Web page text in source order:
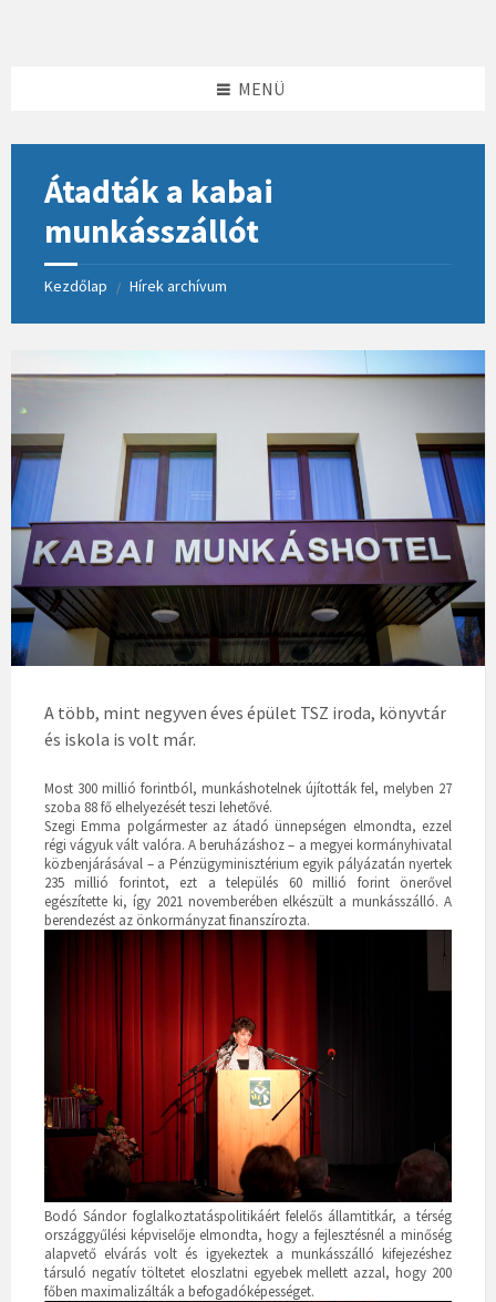
MENÜ
Átadták a kabai
munkásszállót
Kezdőlap / Hírek archívum
A több, mint negyven éves épület TSZ iroda, könyvtár
és iskola is volt már.
Most 300 millió forintból, munkáshotelnek újították fel, melyben 27
szoba 88 fő elhelyezését teszi lehetővé.
Szegi Emma polgármester az átadó ünnepségen elmondta, ezzel
régi vágyuk vált valóra. A beruházáshoz – a megyei kormányhivatal
közbenjárásával – a Pénzügyminisztérium egyik pályázatán nyertek
235 millió forintot, ezt a település 60 millió forint önerővel
egészítette ki, így 2021 novemberében elkészült a munkásszálló. A
berendezést az önkormányzat finanszírozta.
Bodó Sándor foglalkoztatáspolitikáért felelős államtitkár, a térség
országgyűlési képviselője elmondta, hogy a fejlesztésnél a minőség
alapvető elvárás volt és igyekeztek a munkásszálló kifejezéshez
társuló negatív töltetet eloszlatni egyebek mellett azzal, hogy 200
főben maximalizálták a befogadóképességet.